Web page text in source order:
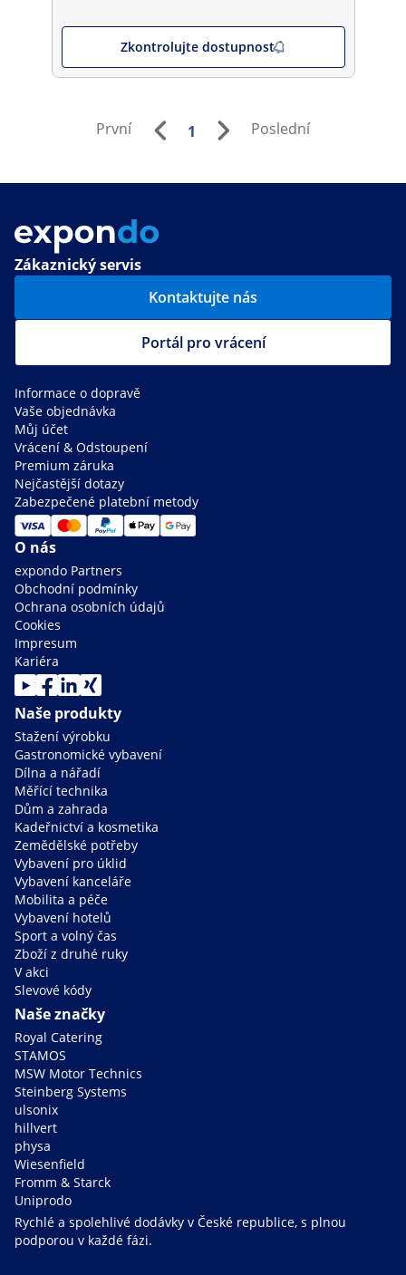
Zkontrolujte dostupnost
První 1 Poslední
Zákaznický servis
Kontaktujte nás
Portál pro vrácení
Informace o dopravě
Vaše objednávka
Můj účet
Vrácení & Odstoupení
Premium záruka
Nejčastější dotazy
Zabezpečené platební metody
O nás
expondo Partners
Obchodní podmínky
Ochrana osobních údajů
Cookies
Impresum
Kariéra
Naše produkty
Stažení výrobku
Gastronomické vybavení
Dílna a nářadí
Měřící technika
Dům a zahrada
Kadeřnictví a kosmetika
Zemědělské potřeby
Vybavení pro úklid
Vybavení kanceláře
Mobilita a péče
Vybavení hotelů
Sport a volný čas
Zboží z druhé ruky
V akci
Slevové kódy
Naše značky
Royal Catering
STAMOS
MSW Motor Technics
Steinberg Systems
ulsonix
hillvert
physa
Wiesenfield
Fromm & Starck
Uniprodo
Rychlé a spolehlivé dodávky v České republice, s plnou
podporou v každé fázi.